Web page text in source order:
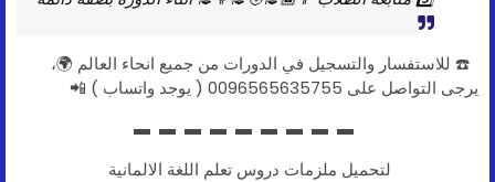
☎️ للاستفسار والتسجيل في الدورات من جميع انحاء العالم 🌍،
يرجى التواصل على 0096565635755 ( يوجد واتساب ) 📲
▬ ▬ ▬ ▬ ▬ ▬ ▬ ▬ ▬
لتحميل ملزمات دروس تعلم اللغة الالمانية